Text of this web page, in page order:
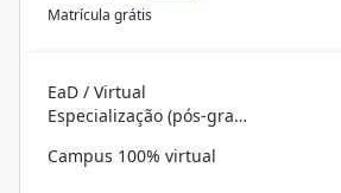
Matrícula grátis
EaD / Virtual
Especialização (pós-graduação)
Campus 100% virtual